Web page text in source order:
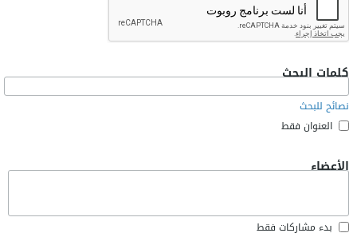
كلمات البحث
نصائح للبحث
العنوان فقط
الأعضاء
بدء مشاركات فقط